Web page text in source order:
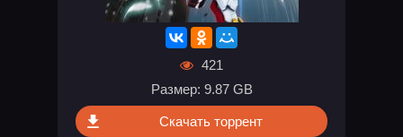
421
Размер: 9.87 GB
Скачать торрент